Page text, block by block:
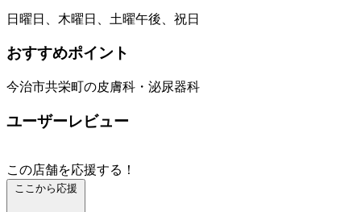
日曜日、木曜日、土曜午後、祝日
おすすめポイント
今治市共栄町の皮膚科・泌尿器科
ユーザーレビュー
この店舗を応援する！
ここから応援